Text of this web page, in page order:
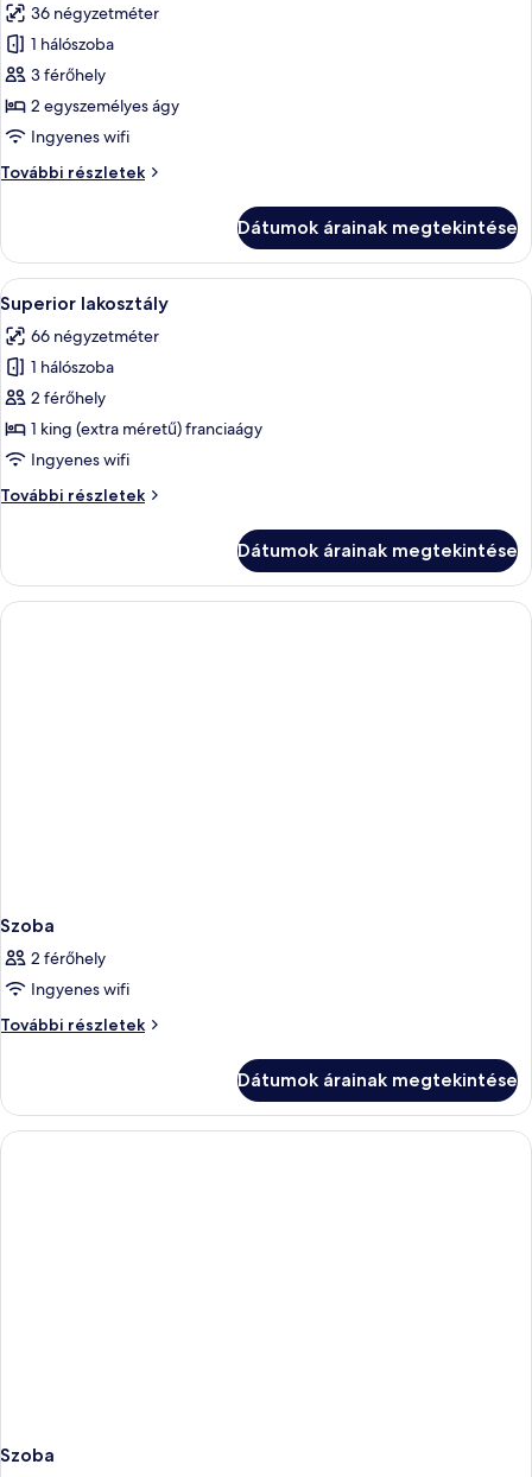
szoba
összes
képének
megtekintése:
Deluxe
két
36 négyzetméter
1 hálószoba
3 férőhely
2 egyszemélyes ágy
Ingyenes wifi
További részletek
Deluxe
ággyal
további
részletei
Dátumok árainak megtekintése
A
következő
szoba
összes
képének
megtekintése:
Superior
Egy szállodai szoba, amelyben van
5
Superior lakosztály
66 négyzetméter
1 hálószoba
2 férőhely
1 king (extra méretű) franciaágy
Ingyenes wifi
További részletek
Superior
Dátumok árainak megtekintése
Szoba
2 férőhely
Ingyenes wifi
További részletek
Szoba
Dátumok árainak megtekintése
Szoba